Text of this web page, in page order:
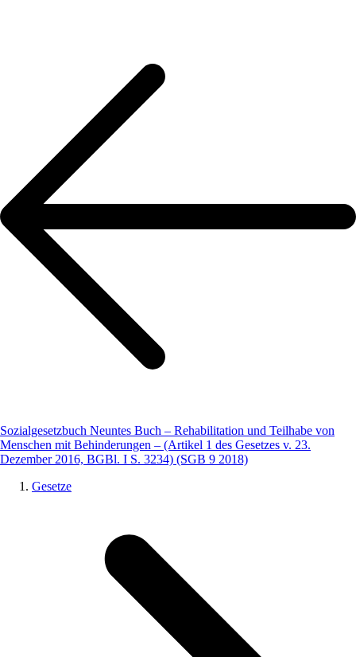
Sozialgesetzbuch Neuntes Buch – Rehabilitation und Teilhabe von
Menschen mit Behinderungen – (Artikel 1 des Gesetzes v. 23.
Dezember 2016, BGBl. I S. 3234) (SGB 9 2018)
Gesetze